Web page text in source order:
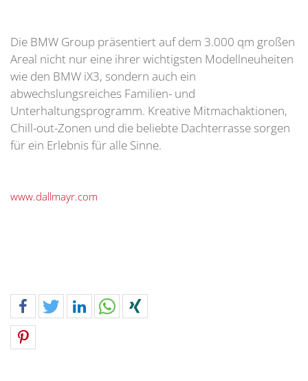
Die BMW Group präsentiert auf dem 3.000 qm großen
Areal nicht nur eine ihrer wichtigsten Modellneuheiten
wie den BMW iX3, sondern auch ein
abwechslungsreiches Familien- und
Unterhaltungsprogramm. Kreative Mitmachaktionen,
Chill-out-Zonen und die beliebte Dachterrasse sorgen
für ein Erlebnis für alle Sinne.
www.dallmayr.com